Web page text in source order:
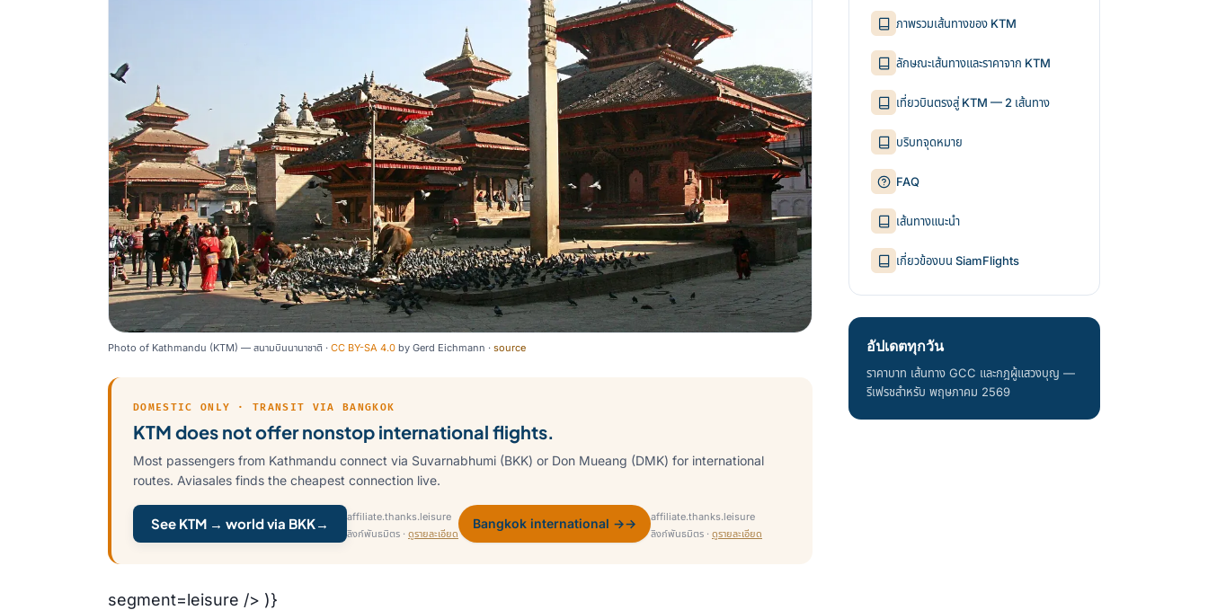
Photo of Kathmandu (KTM) — สนามบินนานาชาติ · CC BY-SA 4.0 by Gerd Eichmann · source
DOMESTIC ONLY · TRANSIT VIA BANGKOK
KTM does not offer nonstop international flights.
Most passengers from Kathmandu connect via Suvarnabhumi (BKK) or Don Mueang (DMK) for international
routes. Aviasales finds the cheapest connection live.
See KTM → world via BKK→
affiliate.thanks.leisure
ลิงก์พันธมิตร · ดูรายละเอียด
Bangkok international →→
affiliate.thanks.leisure
ลิงก์พันธมิตร · ดูรายละเอียด
segment=leisure /> )}
ภาพรวมเส้นทางของ KTM
ลักษณะเส้นทางและราคาจาก KTM
เที่ยวบินตรงสู่ KTM — 2 เส้นทาง
บริบทจุดหมาย
FAQ
เส้นทางแนะนำ
เกี่ยวข้องบน SiamFlights
อัปเดตทุกวัน
ราคาบาท เส้นทาง GCC และกฎผู้แสวงบุญ —
รีเฟรชสำหรับ พฤษภาคม 2569